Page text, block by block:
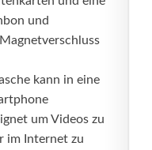
und
kann in eine
um Videos zu
im Internet zu